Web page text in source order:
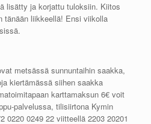
lisätty ja korjattu tuloksiin. Kiitos
tänään liikkeellä! Ensi viikolla
metsässä sunnuntaihin saakka,
kiertämässä siihen saakka
karttamaksun 6€ voit
palvelussa, tilisiirtona Kymin
0220 0249 22 viitteellä 2203 20201